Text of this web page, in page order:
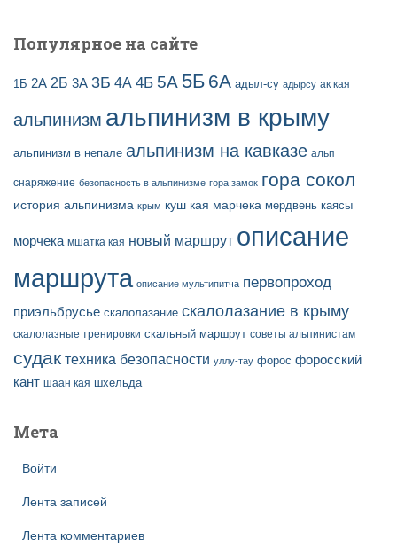
Популярное на сайте
1Б 2А 2Б 3А 3Б 4А 4Б 5А 5Б 6А адыл-су адырсу ак кая
альпинизм альпинизм в крыму
альпинизм в непале альпинизм на кавказе альп
снаряжение безопасность в альпинизме гора замок гора сокол
история альпинизма крым куш кая марчека мердвень каясы
морчека мшатка кая новый маршрут описание
маршрута описание мультипитча первопроход
приэльбрусье скалолазание скалолазание в крыму
скалолазные тренировки скальный маршрут советы альпинистам
судак техника безопасности уллу-тау форос форосский
кант шаан кая шхельда
Мета
Войти
Лента записей
Лента комментариев